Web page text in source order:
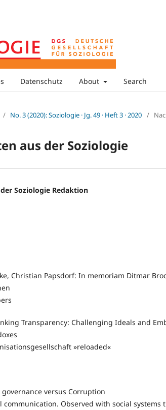
Datenschutz About Search
/ No. 3 (2020): Soziologie · Jg. 49 · Heft 3 · 2020 /
aus der Soziologie
Soziologie Redaktion
Christian Papsdorf: In memoriam Ditmar
Transparency: Challenging Ideals and
»reloaded«
governance versus Corruption
communication. Observed with social systems